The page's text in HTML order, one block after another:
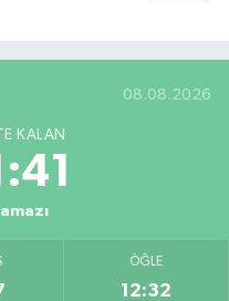
08.08.2026
KALAN
ÖĞLE
12:32